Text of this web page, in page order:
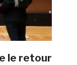
le retour